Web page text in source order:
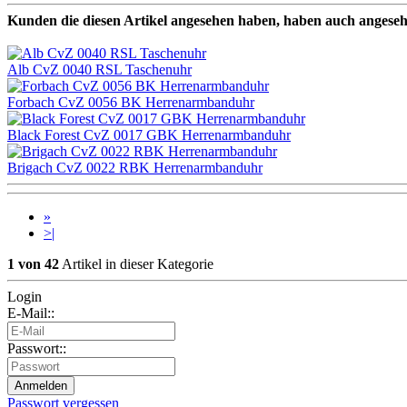
Kunden die diesen Artikel angesehen haben, haben auch
Alb CvZ 0040 RSL Taschenuhr
Forbach CvZ 0056 BK Herrenarmbanduhr
Black Forest CvZ 0017 GBK Herrenarmbanduhr
Brigach CvZ 0022 RBK Herrenarmbanduhr
»
>|
1 von 42 Artikel in dieser Kategorie
Login
E-Mail::
Passwort::
Passwort vergessen